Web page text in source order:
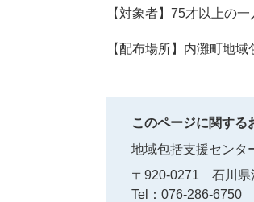
【対象者】75才以上の
【配布場所】内灘町地
このページに関する
地域包括支援センタ
〒920-0271
石川県
Tel：076-286-6750